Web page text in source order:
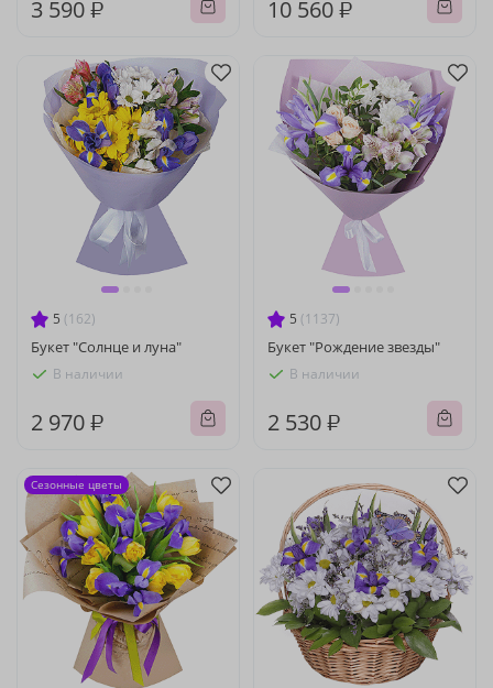
3 590 ₽ 10 560 ₽
5 (162)
Букет "Солнце и луна"
В наличии
2 970 ₽
5 (1137)
Букет "Рождение звезды"
В наличии
2 530 ₽
Сезонные цветы